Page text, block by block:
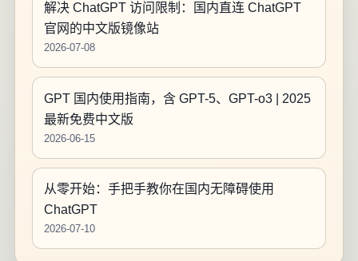
解决 ChatGPT 访问限制：国内直连 ChatGPT
官网的中文版镜像站
2026-07-08
GPT 国内使用指南，含 GPT-5、GPT-o3 | 2025
最新免费中文版
2026-06-15
从零开始：手把手教你在国内无障碍使用
ChatGPT
2026-07-10